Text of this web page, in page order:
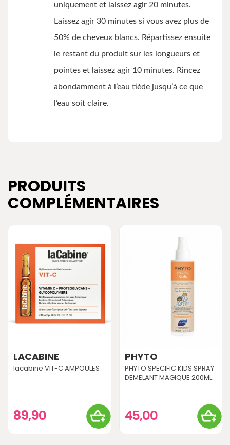
uniquement et laissez agir 20 minutes.
Laissez agir 30 minutes si vous avez plus de
50% de cheveux blancs. Répartissez ensuite
le restant du produit sur les longueurs et
pointes et laissez agir 10 minutes. Rincez
abondamment à l’eau tiède jusqu’à ce que
l’eau soit claire.
PRODUITS
COMPLÉMENTAIRES
LACABINE
lacabine VIT-C AMPOULES
89,90
PHYTO
PHYTO SPECIFIC KIDS SPRAY
DEMELANT MAGIQUE 200ML
45,00